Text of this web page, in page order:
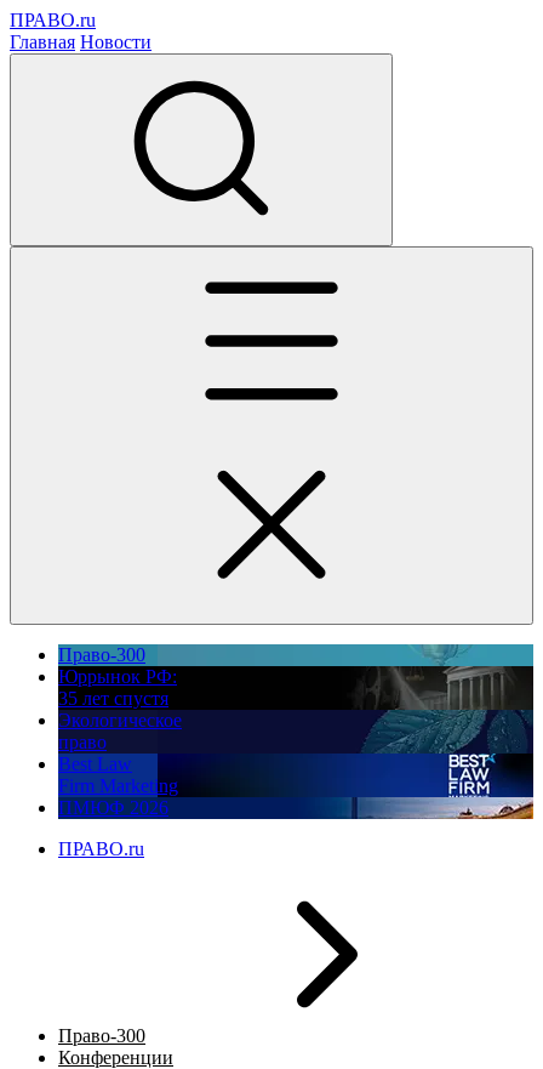
ПРАВО.ru
Главная Новости
Право-300
Юррынок РФ:
35 лет спустя
Экологическое
право
Best Law
Firm Marketing
ПМЮФ 2026
ПРАВО.ru
Право-300
Конференции